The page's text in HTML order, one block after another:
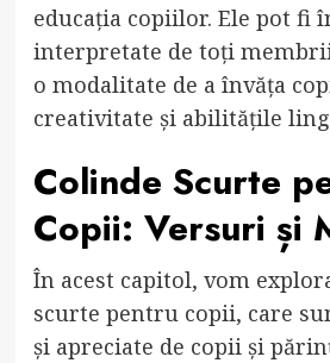
educația copiilor. Ele pot fi
interpretate de toți
o modalitate de a învăța
creativitate și abilitățile
Colinde Scurte
Copii: Versuri și
În acest capitol, vom
scurte pentru copii, care
și apreciate de copii și